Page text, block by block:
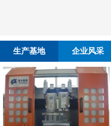
生产基地 企业风采